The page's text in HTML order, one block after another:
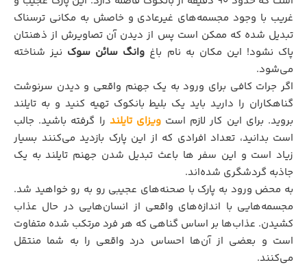
غریب با وجود مجسمه‌های غیرعادی و خاصش به مکانی ترسناک
تبدیل شده که ممکن است پس از دیدن آن تصاویرش از ذهنتان
پاک نشود! این مکان به نام باغ وانگ سائن سوک نیز شناخته
می‌شود.
اگر جرات کافی برای ورود به یک جهنم واقعی و دیدن سرنوشت
گناهکاران را دارید باید یک بلیط بانکوک تهیه کنید و به تایلند
بروید. برای این کار لازم استویزای تایلند را گرفته باشید. جالب
است بدانید، تعداد افرادی که از این پارک بازدید می‌کنند بسیار
زیاد است و این سفر ها باعث تبدیل شدن جهنم تایلند به یک
جاذبه گردشگری شده‌اند.
به محض ورود به پارک با صحنه‌های عجیبی رو به رو خواهید شد.
مجسمه‌هایی با اندازه‌های واقعی از انسان‌هایی در حال عذاب
کشیدن. عذاب‌ها بر اساس گناهی که هر فرد مرتکب شده متفاوت
است و بعضی از آن‌ها احساس درد واقعی را به شما منتقل
می‌کنند.